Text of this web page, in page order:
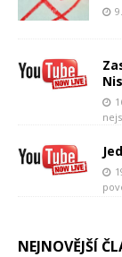
NEJNOVĚJŠÍ